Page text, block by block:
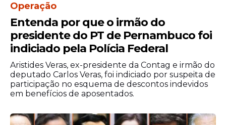
fortalecermos o SUS para ele fazer o
atendimento à criança e ao adulto."
Espaço
O deputado Chico Alencar (Psol-RJ)
elogiou a aprovação da proposta.
Entretanto, ele afirmou que é preciso
avaliar questões como espaço físico para
profissionais qualificados para atuar no
Operação
Entenda por que o irmão do
presidente do PT de Pernambuco foi
indiciado pela Polícia Federal
Aristides Veras, ex-presidente da Contag e irmão do
deputado Carlos Veras, foi indiciado por suspeita de
participação no esquema de descontos indevidos
em benefícios de aposentados.